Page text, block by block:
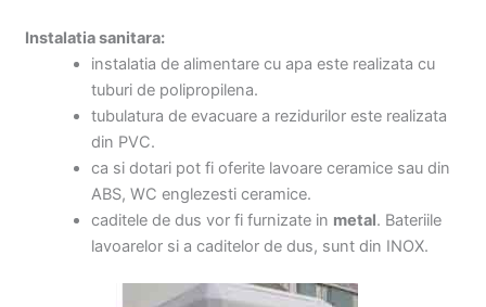
Instalatia sanitara:
instalatia de alimentare cu apa este realizata cu
tuburi de polipropilena.
tubulatura de evacuare a rezidurilor este realizata
din PVC.
ca si dotari pot fi oferite lavoare ceramice sau din
ABS, WC englezesti ceramice.
caditele de dus vor fi furnizate in metal. Bateriile
lavoarelor si a caditelor de dus, sunt din INOX.